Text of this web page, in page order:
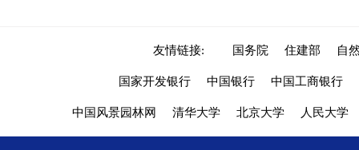
友情链接: 国务院 住建部 自
国家开发银行 中国银行 中国工商银行
中国风景园林网 清华大学 北京大学 人民大学